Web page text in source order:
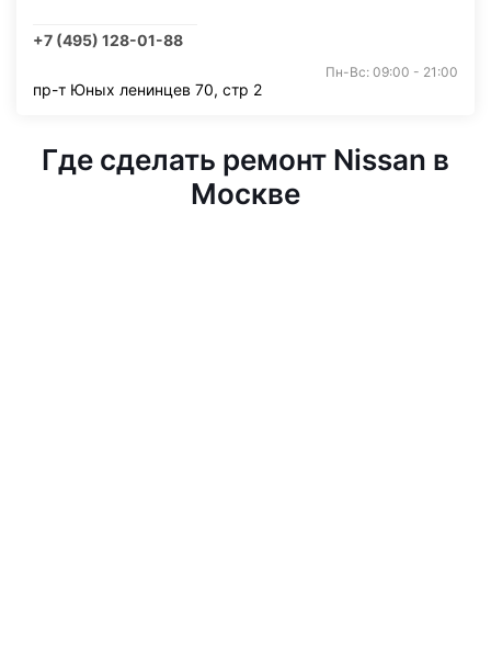
+7 (495) 128-01-88
Пн-Вс: 09:00 - 21:00
пр-т Юных ленинцев 70, стр 2
Где сделать ремонт Nissan в
Москве